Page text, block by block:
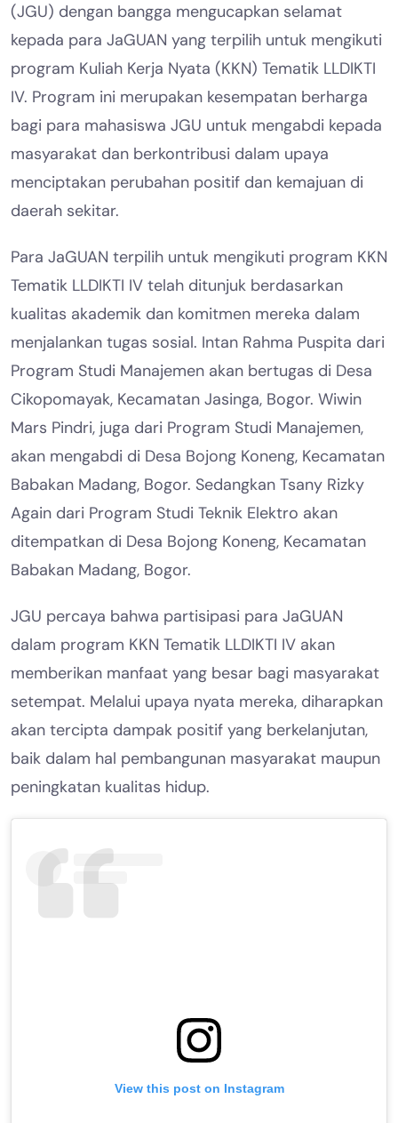
(JGU) dengan bangga mengucapkan selamat
kepada para JaGUAN yang terpilih untuk mengikuti
program Kuliah Kerja Nyata (KKN) Tematik LLDIKTI
IV. Program ini merupakan kesempatan berharga
bagi para mahasiswa JGU untuk mengabdi kepada
masyarakat dan berkontribusi dalam upaya
menciptakan perubahan positif dan kemajuan di
daerah sekitar.
Para JaGUAN terpilih untuk mengikuti program KKN
Tematik LLDIKTI IV telah ditunjuk berdasarkan
kualitas akademik dan komitmen mereka dalam
menjalankan tugas sosial. Intan Rahma Puspita dari
Program Studi Manajemen akan bertugas di Desa
Cikopomayak, Kecamatan Jasinga, Bogor. Wiwin
Mars Pindri, juga dari Program Studi Manajemen,
akan mengabdi di Desa Bojong Koneng, Kecamatan
Babakan Madang, Bogor. Sedangkan Tsany Rizky
Again dari Program Studi Teknik Elektro akan
ditempatkan di Desa Bojong Koneng, Kecamatan
Babakan Madang, Bogor.
JGU percaya bahwa partisipasi para JaGUAN
dalam program KKN Tematik LLDIKTI IV akan
memberikan manfaat yang besar bagi masyarakat
setempat. Melalui upaya nyata mereka, diharapkan
akan tercipta dampak positif yang berkelanjutan,
baik dalam hal pembangunan masyarakat maupun
peningkatan kualitas hidup.
View this post on Instagram